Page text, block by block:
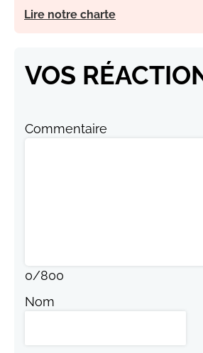
Lire notre charte
VOS
Commentaire
0/800
Nom